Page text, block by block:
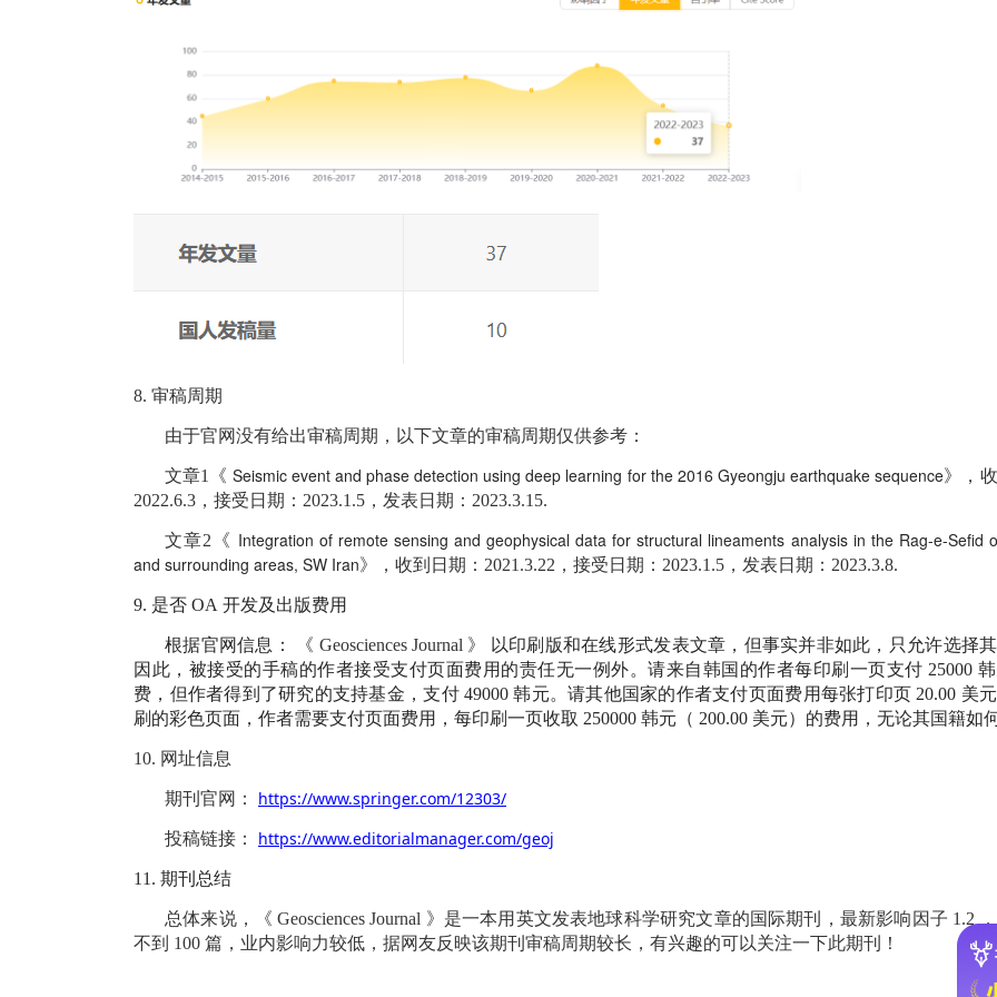
8. 审稿周期
由于官网没有给出审稿周期，以下文章的审稿周期仅供参考：
文章1《 Seismic event and phase detection using deep learning for the 2016 Gyeongju earthquake sequence》，
2022.6.3，接受日期：2023.1.5，发表日期：2023.3.15.
文章2《 Integration of remote sensing and geophysical data for structural lineaments analysis in the Rag-e-Sefid
and surrounding areas, SW Iran》，收到日期：2021.3.22，接受日期：2023.1.5，发表日期：2023.3.8.
9. 是否 OA 开发及出版费用
根据官网信息： 《 Geosciences Journal 》
以印刷版和在线形式发表文章，但事实并非如此，只允许选择其
因此，被接受的手稿的作者接受支付页面费用的责任无一例外。请来自韩国的作者每印刷一页支付 25000
费，但作者得到了研究的支持基金，支付 49000 韩元。请其他国家的作者支付页面费用每张打印页 20.00 美
刷的彩色页面，作者需要支付页面费用，每印刷一页收取 250000 韩元（ 200.00 美元）的费用，无论其国籍如何
10. 网址信息
期刊官网： https://www.springer.com/12303/
投稿链接： https://www.editorialmanager.com/geoj
11. 期刊总结
总体来说，《 Geosciences Journal 》是一本用英文发表地球科学研究文章的国际期刊，最新影响因子 1.2
不到 100 篇，业内影响力较低，据网友反映该期刊审稿周期较长，有兴趣的可以关注一下此期刊！